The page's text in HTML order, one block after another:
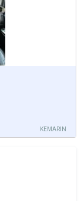
KEMARIN